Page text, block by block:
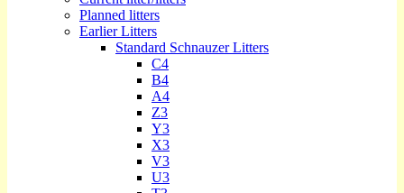
Planned litters
Earlier Litters
Standard Schnauzer Litters
C4
B4
A4
Z3
Y3
X3
V3
U3